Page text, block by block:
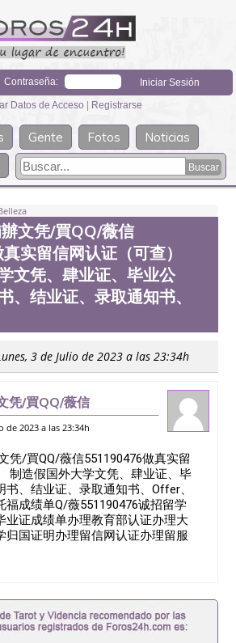
Contraseña:
Datos de Acceso | Registrarse
Gente Fotos
Noticias
文凭/買QQ/薇信
实留信网认证（可查）
文凭、肆业证、毕业公
、结业证、录取通知书、
3 de Julio de 2023 a las 23:34h
凭/買QQ/薇信
留信网认证（可查） 制
、录取通知书、Offe
de 2023 a las 23:34h
凭/買QQ/薇信551190476做真实留
制造假国外大学文凭、肆业证、毕
书、结业证、录取通知书、Offer、
福成绩单Q/薇551190476诚招留学
业证成绩单办理教育部认证办理大
归国证明办理留信网认证办理留服
办理澳洲文凭办理英国文凭办理
回国人员证明+教育部认证,录取通
套留学回国必备证明材料，给父母
美交代）； 2、雅思、托福，